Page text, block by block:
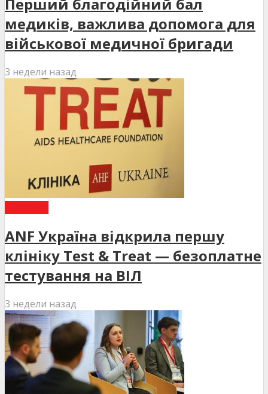
медиків, важлива допомога для
військової медичної бригади
3 недели назад
ANF Україна відкрила першу
клініку Test & Treat — безоплатне
тестування на ВІЛ
3 недели назад